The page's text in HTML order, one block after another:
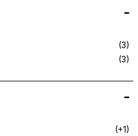
(3)
(3)
(+1)